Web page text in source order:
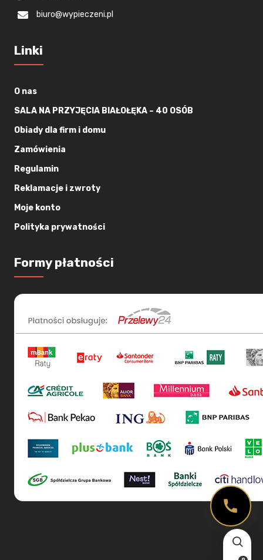
biuro@wypieczeni.pl
Linki
O nas
SALA NA PRZYJĘCIA BIAŁOŁĘKA – 40 OSÓB
Obiady dla firm i domu
Zamówienia
Regulamin
Reklamacje i zwroty
Moje konto
Polityka prywatności
Formy płatności